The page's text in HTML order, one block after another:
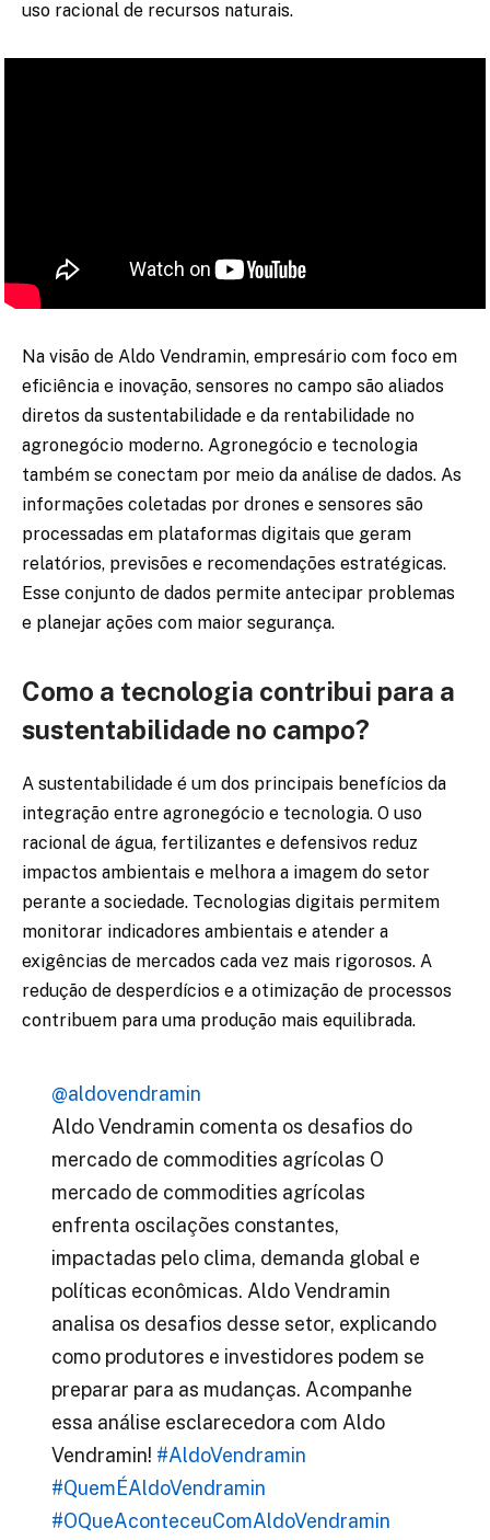
uso racional de recursos naturais.
Na visão de Aldo Vendramin, empresário com foco em
eficiência e inovação, sensores no campo são aliados
diretos da sustentabilidade e da rentabilidade no
agronegócio moderno. Agronegócio e tecnologia
também se conectam por meio da análise de dados. As
informações coletadas por drones e sensores são
processadas em plataformas digitais que geram
relatórios, previsões e recomendações estratégicas.
Esse conjunto de dados permite antecipar problemas
e planejar ações com maior segurança.
Como a tecnologia contribui para a
sustentabilidade no campo?
A sustentabilidade é um dos principais benefícios da
integração entre agronegócio e tecnologia. O uso
racional de água, fertilizantes e defensivos reduz
impactos ambientais e melhora a imagem do setor
perante a sociedade. Tecnologias digitais permitem
monitorar indicadores ambientais e atender a
exigências de mercados cada vez mais rigorosos. A
redução de desperdícios e a otimização de processos
contribuem para uma produção mais equilibrada.
@aldovendramin
Aldo Vendramin comenta os desafios do
mercado de commodities agrícolas O
mercado de commodities agrícolas
enfrenta oscilações constantes,
impactadas pelo clima, demanda global e
políticas econômicas. Aldo Vendramin
analisa os desafios desse setor, explicando
como produtores e investidores podem se
preparar para as mudanças. Acompanhe
essa análise esclarecedora com Aldo
Vendramin! #AldoVendramin
#QuemÉAldoVendramin
#OQueAconteceuComAldoVendramin